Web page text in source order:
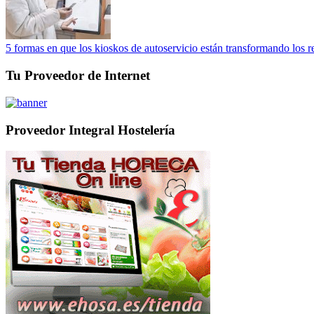
5 formas en que los kioskos de autoservicio están transformando los
Tu Proveedor de Internet
Proveedor Integral Hostelería